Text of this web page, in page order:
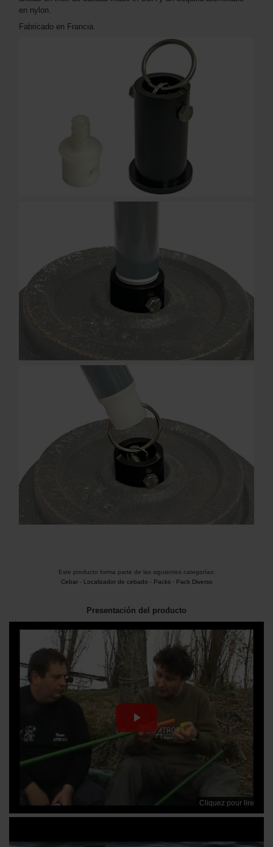
en nylon.
Fabricado en Francia.
Este producto forma parte de las siguientes categorías:
Cebar- Localizador de cebado - Packs- Pack Diverso
Presentación del producto
Cliquez pour lire